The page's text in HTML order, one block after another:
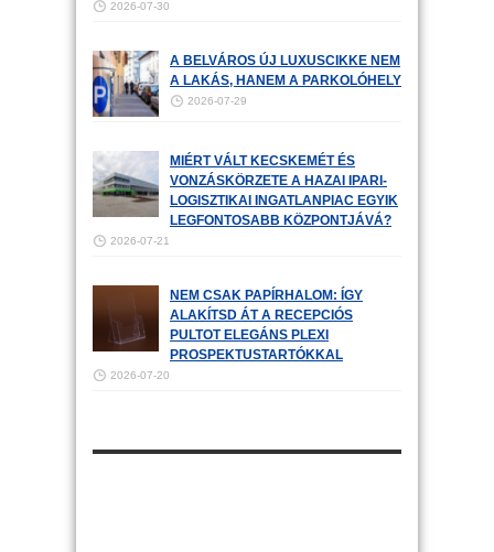
2026-07-30
A BELVÁROS ÚJ LUXUSCIKKE NEM
A LAKÁS, HANEM A PARKOLÓHELY
2026-07-29
MIÉRT VÁLT KECSKEMÉT ÉS
VONZÁSKÖRZETE A HAZAI IPARI-
LOGISZTIKAI INGATLANPIAC EGYIK
LEGFONTOSABB KÖZPONTJÁVÁ?
2026-07-21
NEM CSAK PAPÍRHALOM: ÍGY
ALAKÍTSD ÁT A RECEPCIÓS
PULTOT ELEGÁNS PLEXI
PROSPEKTUSTARTÓKKAL
2026-07-20